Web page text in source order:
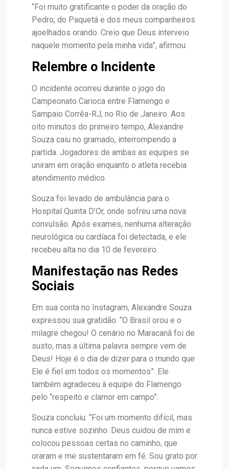
“Foi muito gratificante o poder da oração do
Pedro, do Paquetá e dos meus companheiros
ajoelhados orando. Creio que Deus interveio
naquele momento pela minha vida”, afirmou.
Relembre o Incidente
O incidente ocorreu durante o jogo do
Campeonato Carioca entre Flamengo e
Sampaio Corrêa-RJ, no Rio de Janeiro. Aos
oito minutos do primeiro tempo, Alexandre
Souza caiu no gramado, interrompendo a
partida. Jogadores de ambas as equipes se
uniram em oração enquanto o atleta recebia
atendimento médico.
Souza foi levado de ambulância para o
Hospital Quinta D’Or, onde sofreu uma nova
convulsão. Após exames, nenhuma alteração
neurológica ou cardíaca foi detectada, e ele
recebeu alta no dia 10 de fevereiro.
Manifestação nas Redes
Sociais
Em sua conta no Instagram, Alexandre Souza
expressou sua gratidão: “O Brasil orou e o
milagre chegou! O cenário no Maracanã foi de
susto, mas a última palavra sempre vem de
Deus! Hoje é o dia de dizer para o mundo que
Ele é fiel em todos os momentos”. Ele
também agradeceu à equipe do Flamengo
pelo “respeito e clamor em campo”.
Souza concluiu: “Foi um momento difícil, mas
nunca estive sozinho. Deus cuidou de mim e
colocou pessoas certas no caminho, que
oraram e me sustentaram em fé. Sou grato por